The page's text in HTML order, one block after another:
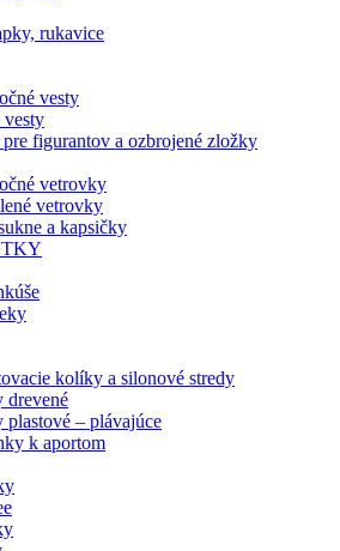
rukavice
vesty
vesty
pre figurantov a ozbrojené zložky
vetrovky
vetrovky
a kapsičky
kolíky a silonové stredy
drevené
plastové – plávajúce
k aportom